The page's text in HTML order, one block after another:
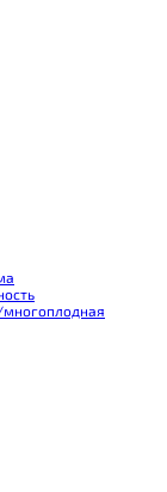
многоплодная